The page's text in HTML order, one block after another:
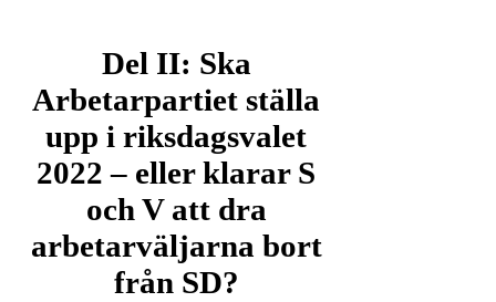
Del II: Ska
Arbetarpartiet ställa
upp i riksdagsvalet
2022 – eller klarar S
och V att dra
arbetarväljarna bort
från SD?